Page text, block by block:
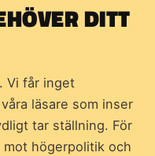
DITT
Vi får inget
läsare som inser
tar ställning. För
högerpolitik och